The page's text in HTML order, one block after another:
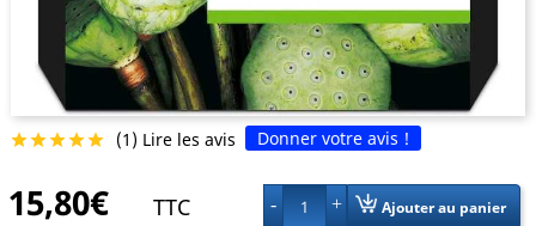
 (1) Lire les avis Donner votre avis !
15,80€ TTC 1 Ajouter au panier